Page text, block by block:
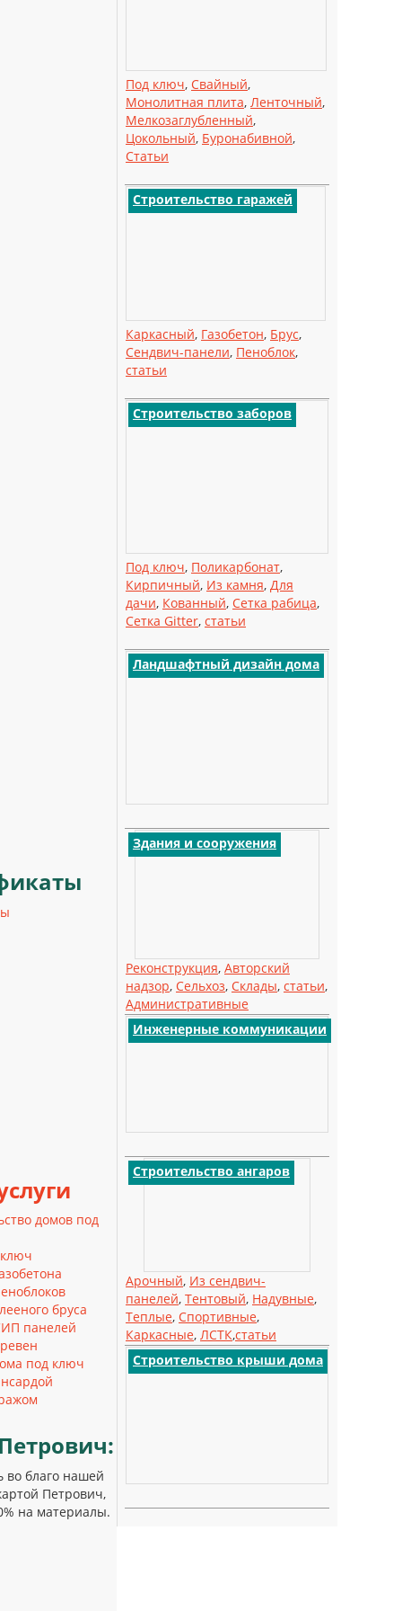
Под ключ, Свайный,
Монолитная плита, Ленточный,
Мелкозаглубленный,
Цокольный, Буронабивной,
Статьи
Строительство гаражей
Каркасный, Газобетон, Брус,
Сендвич-панели, Пеноблок,
статьи
Строительство заборов
Под ключ, Поликарбонат,
Кирпичный, Из камня, Для
дачи, Кованный, Сетка рабица,
Сетка Gitter, статьи
Ландшафтный дизайн дома
Здания и сооружения
Реконструкция, Авторский
надзор, Сельхоз, Склады, статьи,
Административные
Инженерные коммуникации
Строительство ангаров
Арочный, Из сендвич-
панелей, Тентовый, Надувные,
Теплые, Спортивные,
Каркасные, ЛСТК,статьи
Строительство крыши дома
домов под
бруса
панелей
под ключ
Петрович:
во благо нашей
Петрович,
на материалы.